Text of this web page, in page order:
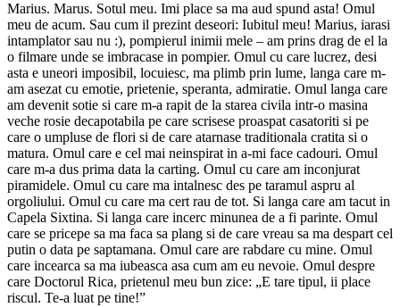
Marius. Marus. Sotul meu. Imi place sa ma aud spund asta! Omul
meu de acum. Sau cum il prezint deseori: Iubitul meu! Marius, iarasi
intamplator sau nu :), pompierul inimii mele – am prins drag de el la
o filmare unde se imbracase in pompier. Omul cu care lucrez, desi
asta e uneori imposibil, locuiesc, ma plimb prin lume, langa care m-
am asezat cu emotie, prietenie, speranta, admiratie. Omul langa care
am devenit sotie si care m-a rapit de la starea civila intr-o masina
veche rosie decapotabila pe care scrisese proaspat casatoriti si pe
care o umpluse de flori si de care atarnase traditionala cratita si o
matura. Omul care e cel mai neinspirat in a-mi face cadouri. Omul
care m-a dus prima data la carting. Omul cu care am inconjurat
piramidele. Omul cu care ma intalnesc des pe taramul aspru al
orgoliului. Omul cu care ma cert rau de tot. Si langa care am tacut in
Capela Sixtina. Si langa care incerc minunea de a fi parinte. Omul
care se pricepe sa ma faca sa plang si de care vreau sa ma despart cel
putin o data pe saptamana. Omul care are rabdare cu mine. Omul
care incearca sa ma iubeasca asa cum am eu nevoie. Omul despre
care Doctorul Rica, prietenul meu bun zice: „E tare tipul, ii place
riscul. Te-a luat pe tine!”